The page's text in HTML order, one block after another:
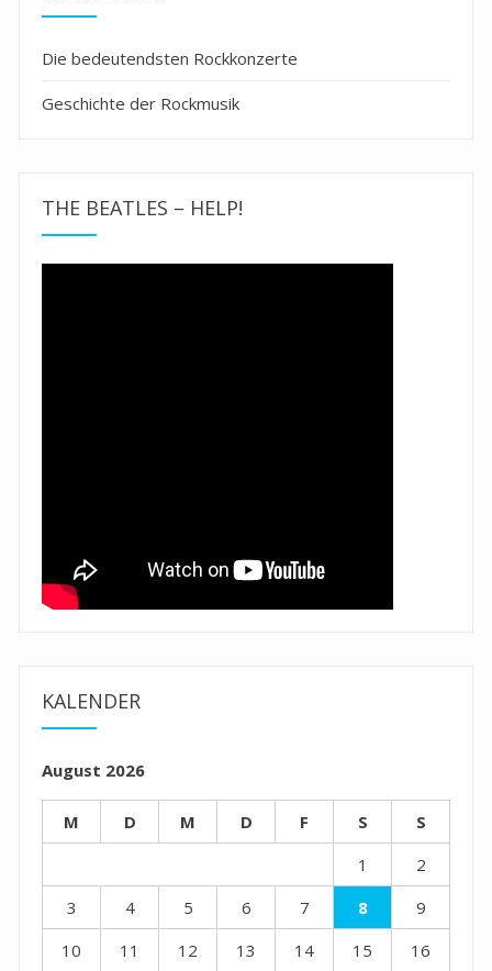
Die bedeutendsten Rockkonzerte
Geschichte der Rockmusik
THE BEATLES – HELP!
KALENDER
August 2026
M D M D F S
S
1
2
3
4 5 6 7 8
9
10
11 12 13 14 15 16